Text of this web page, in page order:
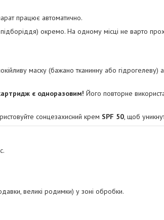
працює автоматично.
окремо. На одному місці не варто
маску (бажано тканинну або гідрогелеву)
є одноразовим! Його повторне
сонцезахисний крем SPF 50, щоб
великі родимки) у зоні обробки.